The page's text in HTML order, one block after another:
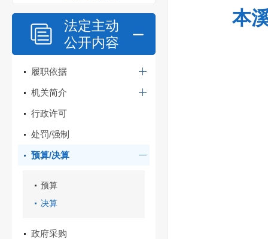
法定主动
公开内容
履职依据
机关简介
行政许可
处罚/强制
预算/决算
预算
决算
政府采购
本